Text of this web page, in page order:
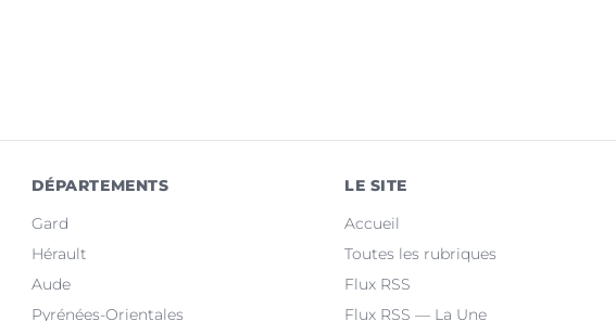
DÉPARTEMENTS
Gard
Hérault
Aude
Pyrénées-Orientales
LE SITE
Accueil
Toutes les rubriques
Flux RSS
Flux RSS — La Une